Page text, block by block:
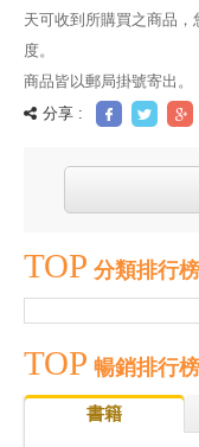
天可收到所購買之商品
度。
商品皆以郵局掛號寄出。
分享 :
TOP 分類排行榜
TOP 暢銷排行榜
書籍